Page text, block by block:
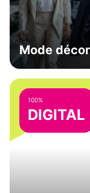
Mode
100%
DIGITAL